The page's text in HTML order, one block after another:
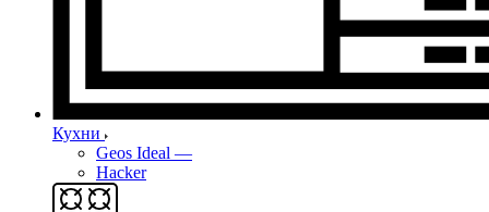
Кухни
Geos Ideal —
Hacker